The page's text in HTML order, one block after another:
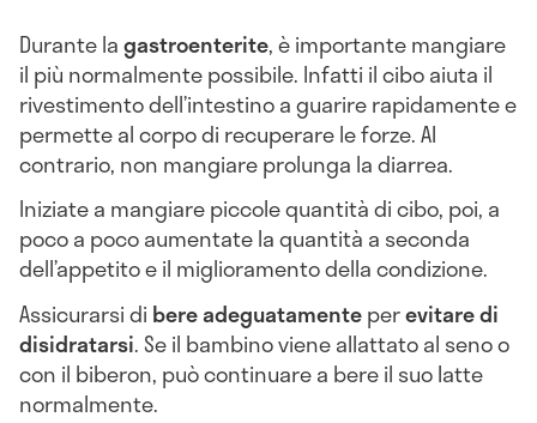
Durante lagastroenterite, è importante mangiare
il più normalmente possibile. Infatti il cibo aiuta il
rivestimento dell’intestino a guarire rapidamente e
permette al corpo di recuperare le forze. Al
contrario, non mangiare prolunga la diarrea.
Iniziate a mangiare piccole quantità di cibo, poi, a
poco a poco aumentate la quantità a seconda
dell’appetito e il miglioramento della condizione.
Assicurarsi di bere adeguatamenteperevitare di
disidratarsi. Se il bambino viene allattato al seno o
con il biberon, può continuare a bere il suo latte
normalmente.